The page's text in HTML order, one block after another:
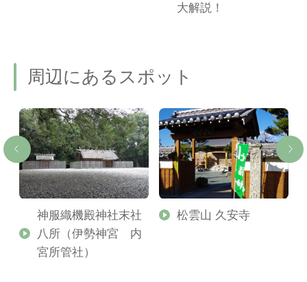
大解説！
周辺にあるスポット
神服織機殿神社末社
八所（伊勢神宮 内
宮所管社）
松雲山 久安寺